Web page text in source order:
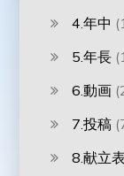
4.年中
5.年長
6.動画
7.投稿
8.献立表